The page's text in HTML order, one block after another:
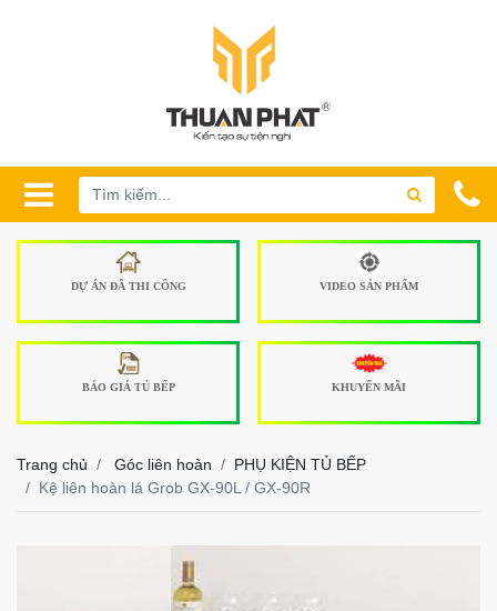
DỰ ÁN ĐÃ THI CÔNG VIDEO SẢN PHẨM
BÁO GIÁ TỦ BẾP KHUYẾN MÃI
Trang chủ Góc liên hoàn
PHỤ KIỆN TỦ BẾP
Kệ liên hoàn lá Grob GX-90L / GX-90R